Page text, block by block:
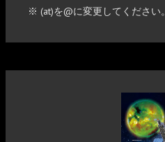
※ (at)を@に変更してください。